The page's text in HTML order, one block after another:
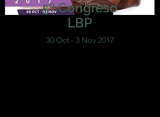
5º Congreso
LBP
30 Oct - 3 Nov 2017